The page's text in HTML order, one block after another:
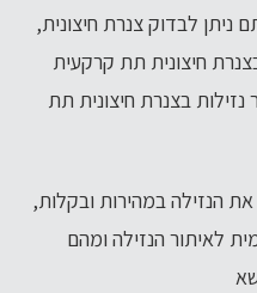
ניתן לבדוק צנרת חיצונית,
חיצונית תת קרקעית
נזילות בצנרת חיצונית תת
הנזילה במהירות ובקלות,
לאיתור הנזילה ומהם